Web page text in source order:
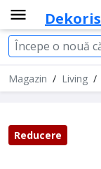
Dekoris
Magazin / Living /
Reducere